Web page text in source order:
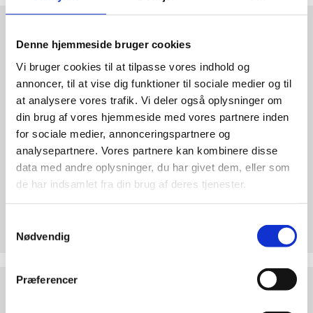
Denne hjemmeside bruger cookies
Vi bruger cookies til at tilpasse vores indhold og
annoncer, til at vise dig funktioner til sociale medier og til
at analysere vores trafik. Vi deler også oplysninger om
din brug af vores hjemmeside med vores partnere inden
for sociale medier, annonceringspartnere og
analysepartnere. Vores partnere kan kombinere disse
data med andre oplysninger, du har givet dem, eller som
de har indsamlet fra din brug af deres tjenester.
Nødvendig
Præferencer
abort
Life
2.8:
Nyhedsbrev
3.0:
Nyheder
4.0:
Webshop
Test
argumenter
Test dine argumenter
argumenter. Bliv klogere på den etiske debat!
Abortdebat